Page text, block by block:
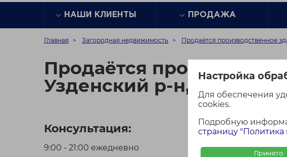
Настройка
Для обеспечения
cookies.
Подробную
страницу
Принято
НАШИ КЛИЕНТЫ ПРОДАЖА
Главная Загородная недвижимость Продаётся производственное
Продаётся
Узденский р-н,
Консультация:
9:00 - 21:00 ежедневно